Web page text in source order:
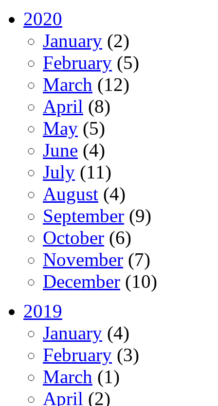
2020
January (2)
February (5)
March (12)
April (8)
May (5)
June (4)
July (11)
August (4)
September (9)
October (6)
November (7)
December (10)
2019
January (4)
February (3)
March (1)
April (2)